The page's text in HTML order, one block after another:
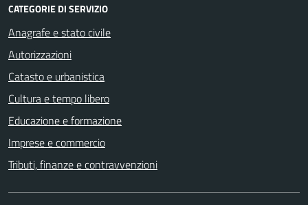
CATEGORIE DI SERVIZIO
Anagrafe e stato civile
Autorizzazioni
Catasto e urbanistica
Cultura e tempo libero
Educazione e formazione
Imprese e commercio
Tributi, finanze e contravvenzioni